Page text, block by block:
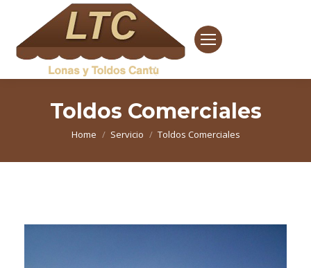
Toldos Comerciales
You are here:
Home Servicio Toldos Comerciales